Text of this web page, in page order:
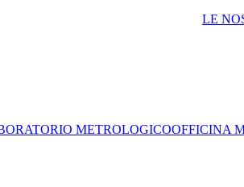
LE
METROLOGICOOFFICINA